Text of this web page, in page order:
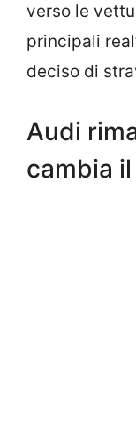
verso le
principali
deciso di
Audi
cambia